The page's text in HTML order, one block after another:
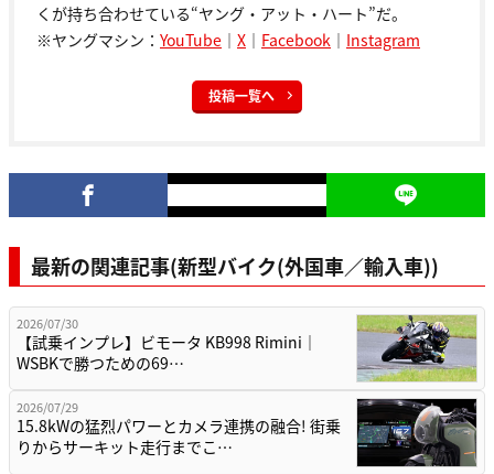
くが持ち合わせている“ヤング・アット・ハート”だ。
※ヤングマシン： YouTube ｜ X ｜ Facebook ｜ Instagram
投稿一覧へ
最新の関連記事(新型バイク(外国車／輸入車))
2026/07/30
【試乗インプレ】ビモータ KB998 Rimini｜
WSBKで勝つための69…
2026/07/29
15.8kWの猛烈パワーとカメラ連携の融合! 街乗
りからサーキット走行までこ…